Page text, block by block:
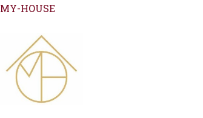
Перейти
содержимому
MY-HOUSE